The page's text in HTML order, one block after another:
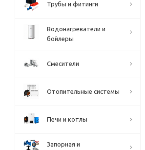
Трубы и фитинги
Водонагреватели и
бойлеры
Смесители
Отопительные системы
Печи и котлы
Запорная и